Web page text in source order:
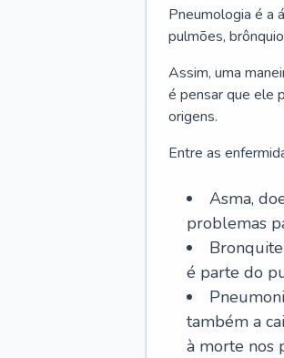
Pneumologia é a
pulmões,
Assim, uma
é pensar que ele
origens.
Entre as
Asma,
problemas
é parte do
também a
à morte nos